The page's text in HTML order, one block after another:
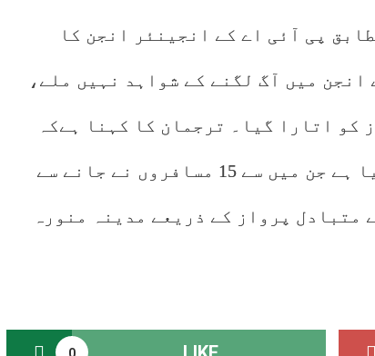
پی آئی اے کے انجینئر انجن کا
میں آگ لگنے کے شواہد نہیں ملے،
کو اتارا گیا۔ ترجمان کا کہنا ہےکہ
مسافروں کو ہوٹل منتقل کردیا گیا ہے جن میں سے 15 مسافروں نے جانے سے
کیا، مسافروں کو شام 5 بجے متبادل پرواز کے ذریعے مدینہ منورہ